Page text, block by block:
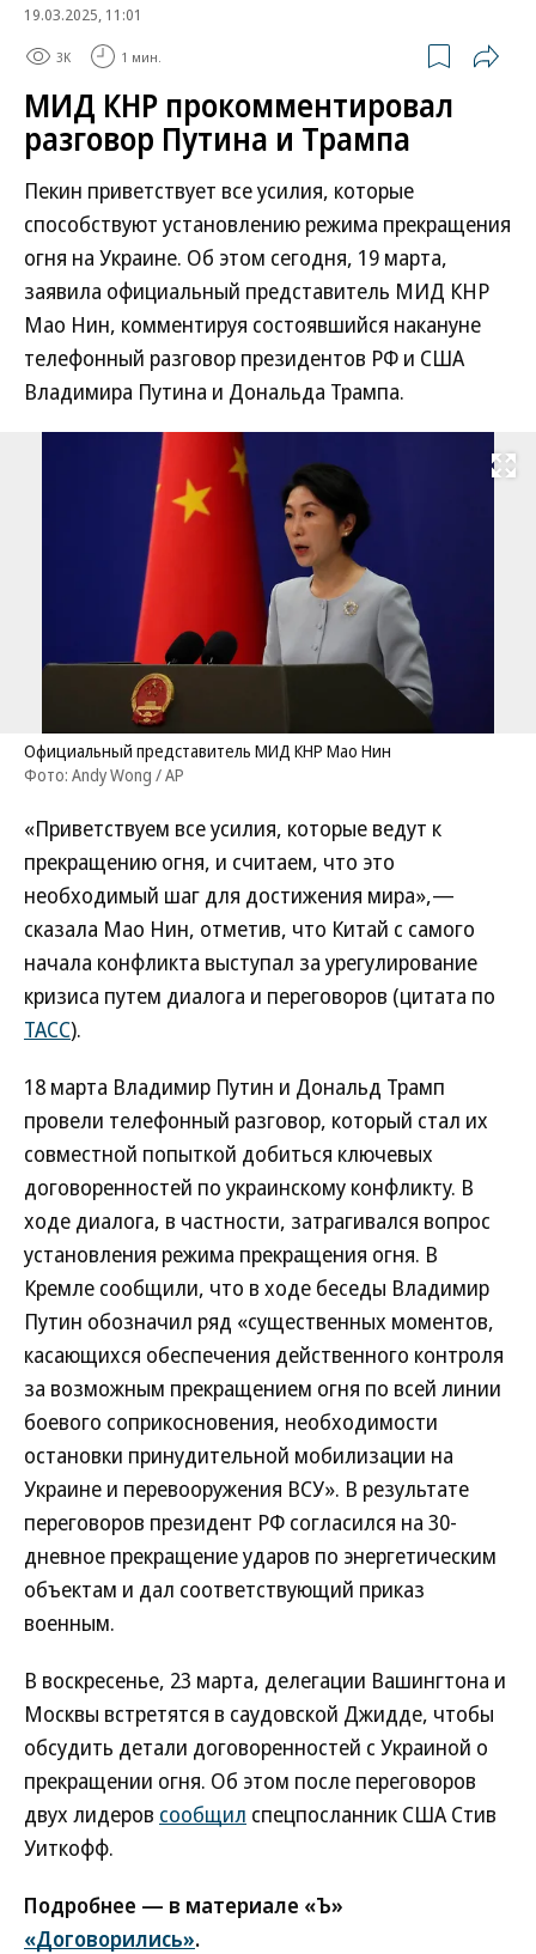
19.03.2025, 11:01
3K 1 мин.
МИД КНР прокомментировал
разговор Путина и Трампа
Пекин приветствует все усилия, которые
способствуют установлению режима прекращения
огня на Украине. Об этом сегодня, 19 марта,
заявила официальный представитель МИД КНР
Мао Нин, комментируя состоявшийся накануне
телефонный разговор президентов РФ и США
Владимира Путина и Дональда Трампа.
Развернуть
Официальный представитель МИД КНР Мао Нин
Фото: Andy Wong / AP
«Приветствуем все усилия, которые ведут к
прекращению огня, и считаем, что это
необходимый шаг для достижения мира»,—
сказала Мао Нин, отметив, что Китай с самого
начала конфликта выступал за урегулирование
кризиса путем диалога и переговоров (цитата по
ТАСС).
18 марта Владимир Путин и Дональд Трамп
провели телефонный разговор, который стал их
совместной попыткой добиться ключевых
договоренностей по украинскому конфликту. В
ходе диалога, в частности, затрагивался вопрос
установления режима прекращения огня. В
Кремле сообщили, что в ходе беседы Владимир
Путин обозначил ряд «существенных моментов,
касающихся обеспечения действенного контроля
за возможным прекращением огня по всей линии
боевого соприкосновения, необходимости
остановки принудительной мобилизации на
Украине и перевооружения ВСУ». В результате
переговоров президент РФ согласился на 30-
дневное прекращение ударов по энергетическим
объектам и дал соответствующий приказ
военным.
В воскресенье, 23 марта, делегации Вашингтона и
Москвы встретятся в саудовской Джидде, чтобы
обсудить детали договоренностей с Украиной о
прекращении огня. Об этом после переговоров
двух лидеров сообщил спецпосланник США Стив
Уиткофф.
Подробнее — в материале «Ъ»
«Договорились».